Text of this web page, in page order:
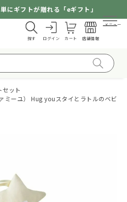
にギフトが贈れる「eギフト」
探す ログイン カート 店舗情報
メニュー
セット
ミーユ） Hug youスタイとラトルのベビ